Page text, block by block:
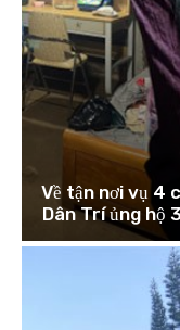
Về tận nơi vụ 4
Dân Trí ủng hộ